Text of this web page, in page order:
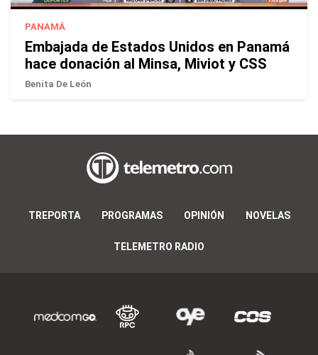
PANAMÁ
Embajada de Estados Unidos en Panamá
hace donación al Minsa, Miviot y CSS
Benita De León
TREPORTA PROGRAMAS OPINIÓN NOVELAS
TELEMETRO RADIO